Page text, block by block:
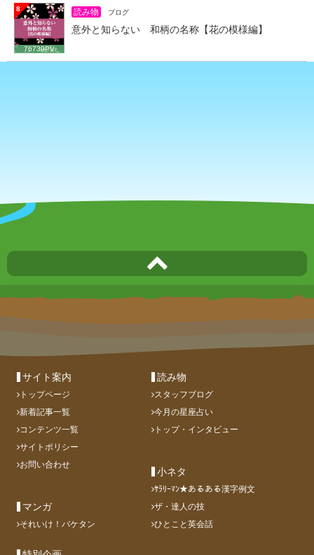
8
76739PV
読み物 ブログ
意外と知らない 和柄の名称【花の模様編】
サイト案内
トップページ
新着記事一覧
コンテンツ一覧
サイトポリシー
お問い合わせ
読み物
スタッフブログ
今月の星座占い
トップ・インタビュー
小ネタ
ｻﾗﾘｰﾏﾝ★あるある漢字例文
ザ・達人の技
ひとこと英会話
マンガ
それいけ！バケタン